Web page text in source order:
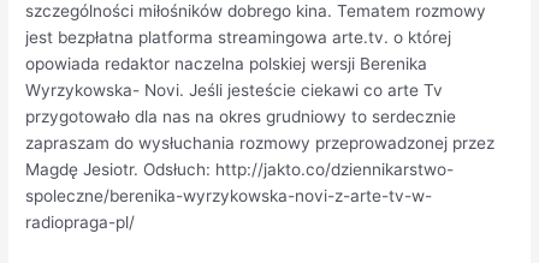
szczególności miłośników dobrego kina. Tematem rozmowy
jest bezpłatna platforma streamingowa arte.tv. o której
opowiada redaktor naczelna polskiej wersji Berenika
Wyrzykowska- Novi. Jeśli jesteście ciekawi co arte Tv
przygotowało dla nas na okres grudniowy to serdecznie
zapraszam do wysłuchania rozmowy przeprowadzonej przez
Magdę Jesiotr. Odsłuch: http://jakto.co/dziennikarstwo-
spoleczne/berenika-wyrzykowska-novi-z-arte-tv-w-
radiopraga-pl/